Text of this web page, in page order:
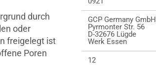
durch
oder
freigelegt ist
Poren
GCP Germany GmbH
Pyrmonter Str. 56
D-32676 Lügde
Werk Essen
12